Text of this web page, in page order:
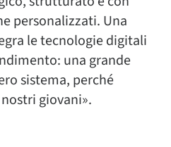
personalizzati. Una
le tecnologie digitali
una grande
sistema, perché
giovani».